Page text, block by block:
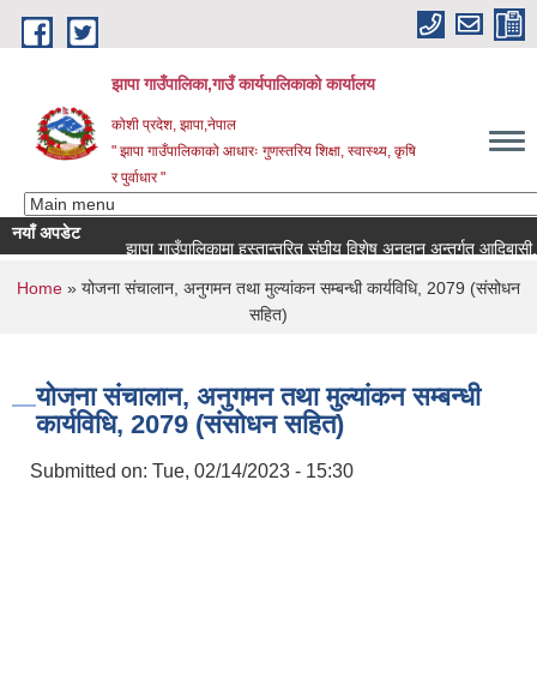
Skip to main content
झापा गाउँपालिका,गाउँ कार्यपालिकाको कार्यालय
कोशी प्रदेश, झापा,नेपाल
" झापा गाउँपालिकाको आधारः गुणस्तरिय शिक्षा, स्वास्थ्य, कृषि
र पुर्वाधार "
नयाँ अपडेट
You are here
Home » योजना संचालान, अनुगमन तथा मुल्यांकन सम्बन्धी कार्यविधि, 2079 (संसोधन
सहित)
योजना संचालान, अनुगमन तथा मुल्यांकन सम्बन्धी
कार्यविधि, 2079 (संसोधन सहित)
Submitted on: Tue, 02/14/2023 - 15:30